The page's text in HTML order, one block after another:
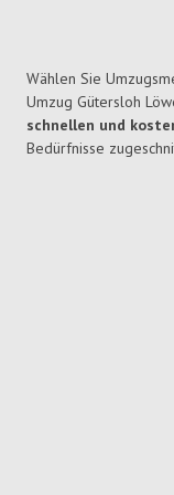
Wählen Sie
Umzug Gütersloh
schnellen und
Bedürfnisse